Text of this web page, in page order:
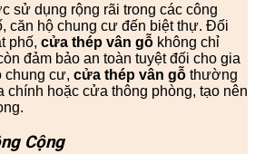
sử dụng rộng rãi trong các công
căn hộ chung cư đến biệt thự. Đối
phố, cửa thép vân gỗ không chỉ
đảm bảo an toàn tuyệt đối cho gia
chung cư, cửa thép vân gỗ thường
hoặc cửa thông phòng, tạo nên
Cộng